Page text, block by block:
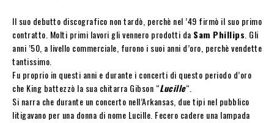
Il suo debutto discografico non tardò, perchè nel ’49 firmò il suo primo
contratto. Molti primi lavori gli vennero prodotti da Sam Phillips . Gli
anni ’50, a livello commerciale, furono i suoi anni d’oro, perchè vendette
tantissimo.
Fu proprio in questi anni e durante i concerti di questo periodo d’oro
che King battezzò la sua chitarra Gibson “Lucille“.
Si narra che durante un concerto nell’Arkansas, due tipi nel pubblico
litigavano per una donna di nome Lucille. Fecero cadere una lampada